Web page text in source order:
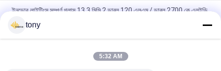
ইনডোর লাইটিংস সম্পূর্ণ গ্লাস 13.3 মিমি 2 ডাব্লু 120 এলএম / ডাব্লু 2700 কে এলইডি
3000 কে 130 এলএম / ডব্লু 2.5 ডব্লু 12 ভি জি 9 এলইডি ক্যাপসুলের ডিম্মেবল বাল্ব
নীলা সাবস্ট্রেট আইপি 44 115 এলএম / ডব্লু 10 ডাব্লু মোমবাতি ক্যাপসুল এলইডি জি 9
tony
5:32 AM